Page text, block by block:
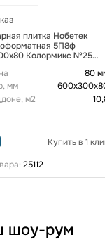
плитка Нобетек
5П8ф
Колормикс №25
80
мм
м2
Купить в 1
25112
шоу-рум